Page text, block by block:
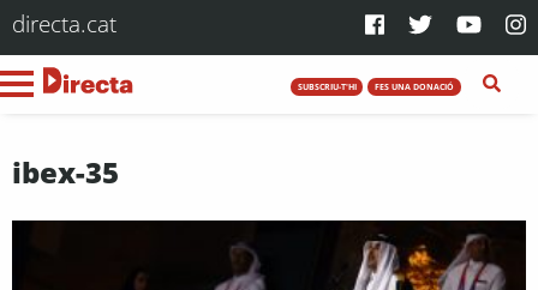
directa.cat
SUBSCRIU-T'HI FES UNA DONACIÓ
ibex-35